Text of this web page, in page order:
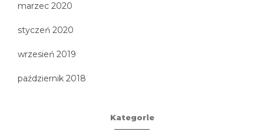
marzec 2020
styczeń 2020
wrzesień 2019
październik 2018
Kategorie